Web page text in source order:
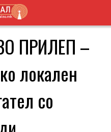
ПРИЛЕП –
локален
со